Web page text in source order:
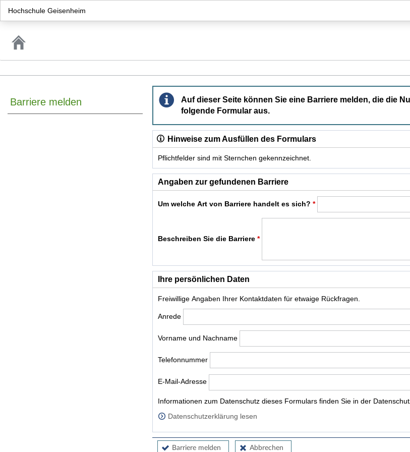
Hauptnavigation
Hochschule Geisenheim
Barriere melden
Barriere melden
Auf dieser Seite können Sie eine Barriere melden, die die
folgende Formular aus.
Hinweise zum Ausfüllen des Formulars
Pflichtfelder sind mit Sternchen gekennzeichnet.
Dieses Formular enthält Pflichtfelder.
Angaben zur gefundenen Barriere
Um welche Art von Barriere handelt es sich? *
Beschreiben Sie die Barriere *
Ihre persönlichen Daten
Freiwillige Angaben Ihrer Kontaktdaten für etwaige Rückfragen.
Anrede
Vorname und Nachname
Telefonnummer
E-Mail-Adresse
Homepage
Informationen zum Datenschutz dieses Formulars finden Sie in der
Datenschutzerklärung lesen
Barriere melden Abbrechen